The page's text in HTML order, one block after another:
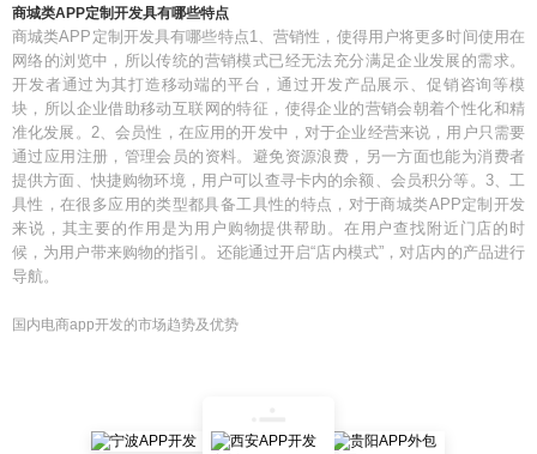
商城类APP定制开发具有哪些特点
商城类APP定制开发具有哪些特点1、营销性，使得用户将更多时间使用在
网络的浏览中，所以传统的营销模式已经无法充分满足企业发展的需求。
开发者通过为其打造移动端的平台，通过开发产品展示、促销咨询等模
块，所以企业借助移动互联网的特征，使得企业的营销会朝着个性化和精
准化发展。2、会员性，在应用的开发中，对于企业经营来说，用户只需要
通过应用注册，管理会员的资料。避免资源浪费，另一方面也能为消费者
提供方面、快捷购物环境，用户可以查寻卡内的余额、会员积分等。3、工
具性，在很多应用的类型都具备工具性的特点，对于商城类APP定制开发
来说，其主要的作用是为用户购物提供帮助。在用户查找附近门店的时
候，为用户带来购物的指引。还能通过开启“店内模式”，对店内的产品进行
导航。
国内电商app开发的市场趋势及优势